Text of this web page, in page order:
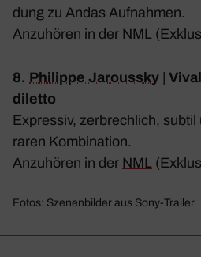
dung zu Andas Aufnahmen.
Anzu­hören in der NML
8. Phil­ippe Jaroussky |
diletto
Expressiv, zerbrech­lich,
raren Kombi­na­tion.
Anzu­hören in der NML
Fotos: Szenen­bilder aus Sony-Trailer